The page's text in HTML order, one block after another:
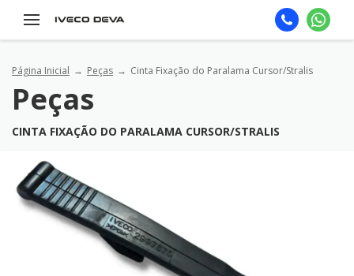
Página Inicial Peças Cinta Fixação do Paralama Cursor/Stralis
Peças
CINTA FIXAÇÃO DO PARALAMA CURSOR/STRALIS